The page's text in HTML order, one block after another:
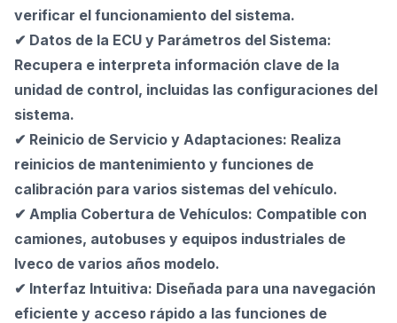
verificar el funcionamiento del sistema.
✔ Datos de la ECU y Parámetros del Sistema:
Recupera e interpreta información clave de la
unidad de control, incluidas las configuraciones del
sistema.
✔ Reinicio de Servicio y Adaptaciones: Realiza
reinicios de mantenimiento y funciones de
calibración para varios sistemas del vehículo.
✔ Amplia Cobertura de Vehículos: Compatible con
camiones, autobuses y equipos industriales de
Iveco de varios años modelo.
✔ Interfaz Intuitiva: Diseñada para una navegación
eficiente y acceso rápido a las funciones de